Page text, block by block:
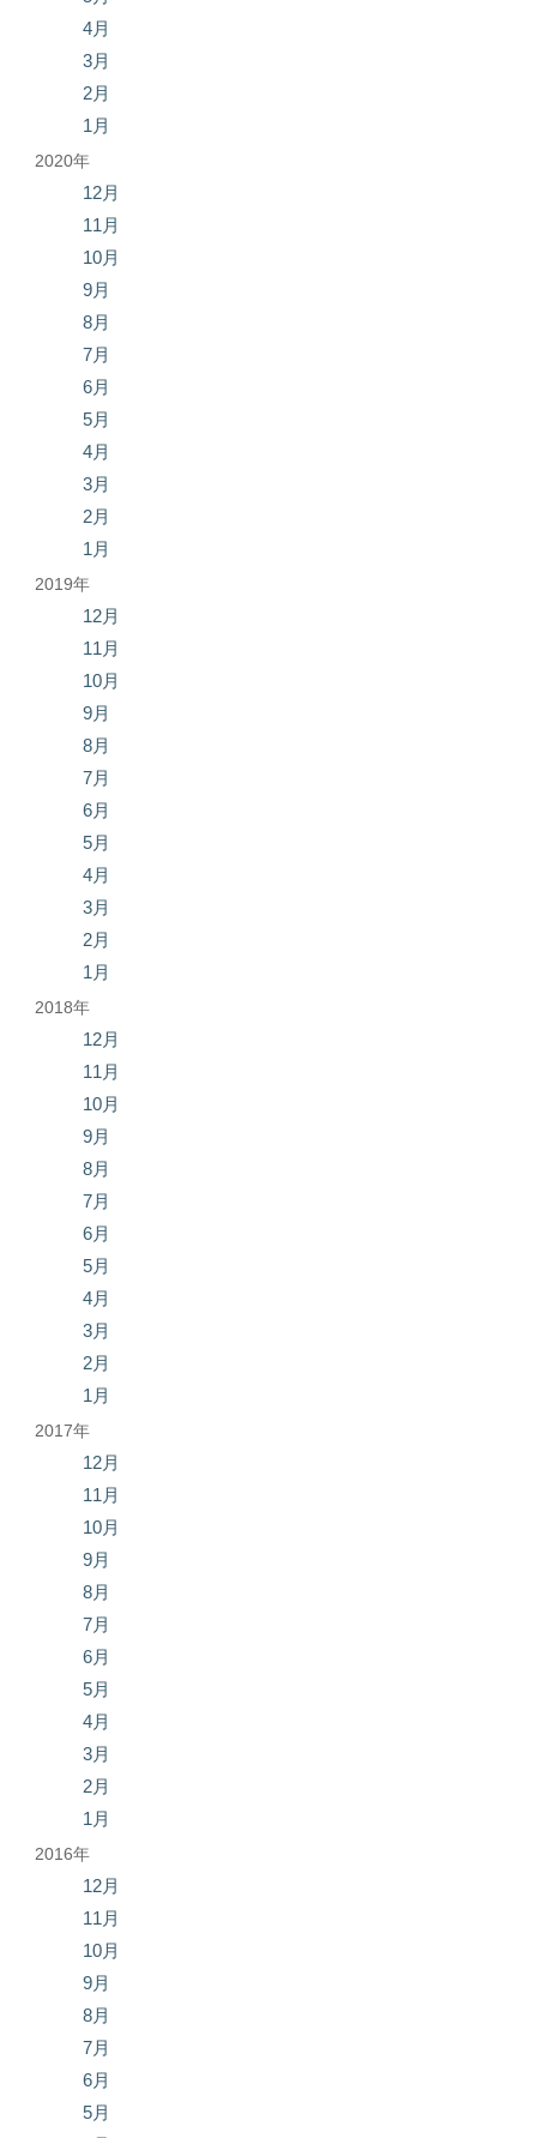
4月
3月
2月
1月
2020年
12月
11月
10月
9月
8月
7月
6月
5月
4月
3月
2月
1月
2019年
12月
11月
10月
9月
8月
7月
6月
5月
4月
3月
2月
1月
2018年
12月
11月
10月
9月
8月
7月
6月
5月
4月
3月
2月
1月
2017年
12月
11月
10月
9月
8月
7月
6月
5月
4月
3月
2月
1月
2016年
12月
11月
10月
9月
8月
7月
6月
5月